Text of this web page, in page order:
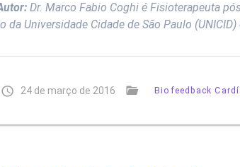
Dr. Marco Fabio Coghi é Fisioterapeuta
da Universidade Cidade de São Paulo
24 de março de 2016 Biofeedback